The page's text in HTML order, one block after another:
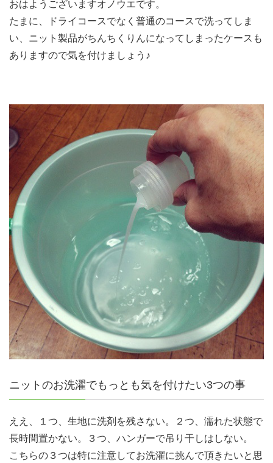
おはようございますオノウエです。
たまに、ドライコースでなく普通のコースで洗ってしま
い、ニット製品がちんちくりんになってしまったケースも
ありますので気を付けましょう♪
ニットのお洗濯でもっとも気を付けたい3つの事
ええ、１つ、生地に洗剤を残さない。２つ、濡れた状態で
長時間置かない。３つ、ハンガーで吊り干しはしない。
こちらの３つは特に注意してお洗濯に挑んで頂きたいと思